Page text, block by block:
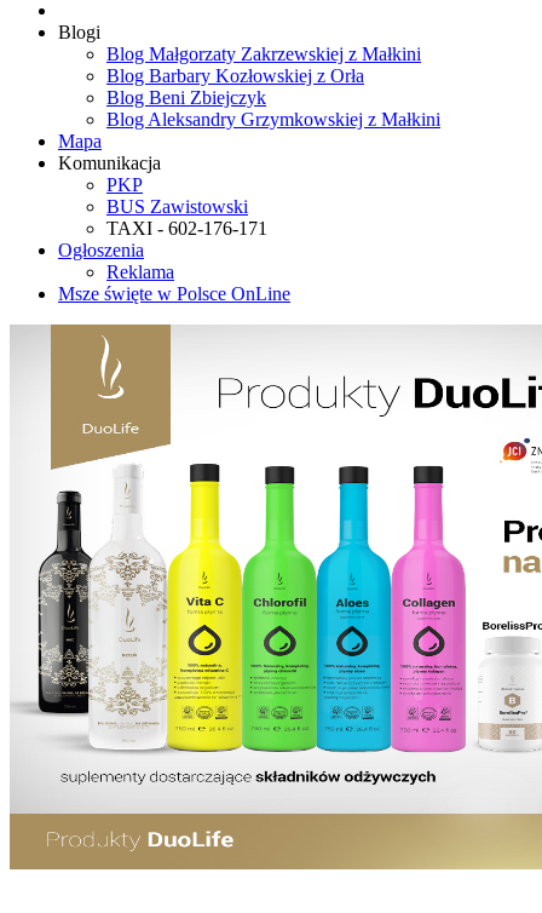
Blogi
Blog Małgorzaty Zakrzewskiej z Małkini
Blog Barbary Kozłowskiej z Orła
Blog Beni Zbiejczyk
Blog Aleksandry Grzymkowskiej z Małkini
Mapa
Komunikacja
PKP
BUS Zawistowski
TAXI - 602-176-171
Ogłoszenia
Reklama
Msze święte w Polsce OnLine